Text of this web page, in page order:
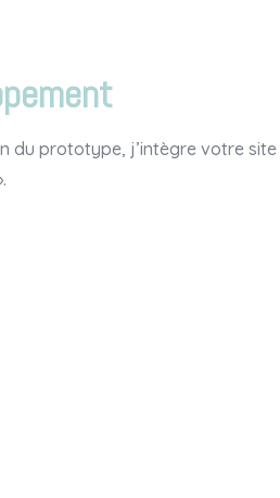
du prototype, j’intègre votre